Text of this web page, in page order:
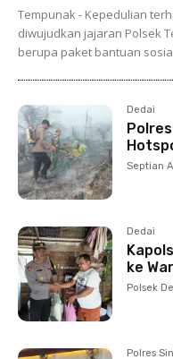
Tempunak - Kepedulian
diwujudkan jajaran Polsek
berupa paket bantuan
Dedai
Septian
Dedai
ke
Polsek
Polres